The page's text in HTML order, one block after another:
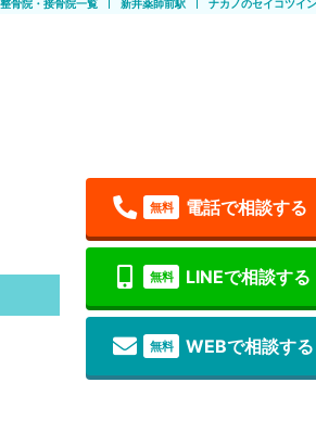
骨院・接骨院一覧 新井薬師前駅 ナカノのセイコツイン
無料 電話で相談する
無料 LINEで相談する
無料 WEBで相談する